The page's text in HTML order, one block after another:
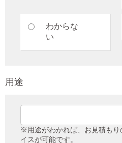
わからな
い
用途
※用途がわかれば、お見積も
イスが可能です。